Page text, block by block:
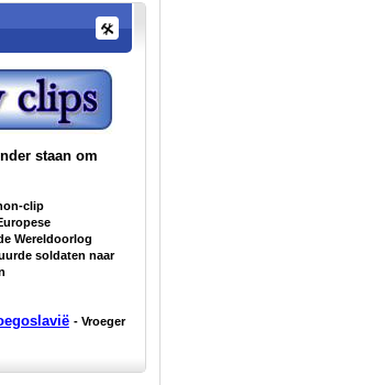
staan om
clip
Wereldoorlog
soldaten naar
- Vroeger